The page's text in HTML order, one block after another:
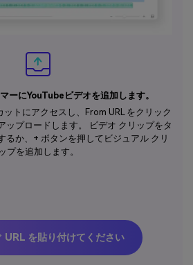
ーにYouTubeビデオを追加します。
トにアクセスし、From URL をクリック
ップロードします。 ビデオ クリップをタ
るか、+ ボタンを押してビジュアル クリ
ップを追加します。
URL を貼り付けてください